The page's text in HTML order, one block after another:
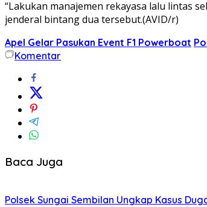
“Lakukan manajemen rekayasa lalu lintas
jenderal bintang dua tersebut.(AVID/r)
Apel Gelar Pasukan Event F1 Powerboat
Komentar
Baca Juga
Polsek Sungai Sembilan Ungkap Kasus